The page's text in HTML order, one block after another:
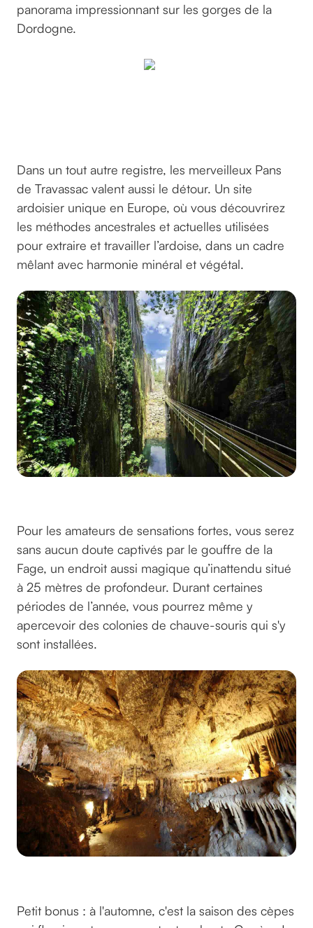
panorama impressionnant sur les gorges de la
Dordogne.
Dans un tout autre registre, les merveilleux Pans
de Travassac valent aussi le détour. Un site
ardoisier unique en Europe, où vous découvrirez
les méthodes ancestrales et actuelles utilisées
pour extraire et travailler l’ardoise, dans un cadre
mêlant avec harmonie minéral et végétal.
Pour les amateurs de sensations fortes, vous serez
sans aucun doute captivés par le gouffre de la
Fage, un endroit aussi magique qu’inattendu situé
à 25 mètres de profondeur. Durant certaines
périodes de l’année, vous pourrez même y
apercevoir des colonies de chauve-souris qui s'y
sont installées.
Petit bonus : à l'automne, c'est la saison des cèpes